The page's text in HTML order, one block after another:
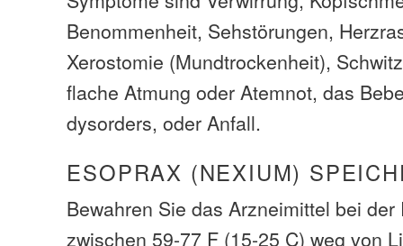
Benommenheit, Sehstörungen,
Xerostomie (Mundtrockenheit),
flache Atmung oder Atemnot, das
dysorders, oder Anfall.
ESOPRAX (NEXIUM)
Bewahren Sie das Arzneimittel bei
zwischen 59-77 F (15-25 C) weg von